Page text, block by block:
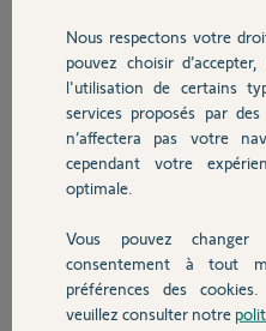
Chauffage
Autres produits
Devis avec un pro
Contact
D'avance merci,
Cordialement
Cyril
il y a plus de 5 ans
Participer au
Réponses
Nous respectons votre
pouvez choisir
l'utilisation de certains
services proposés par
n’affectera pas votre
cependant votre
optimale.
Vous pouvez
consentement à tout
préférences des
veuillez consulter notre